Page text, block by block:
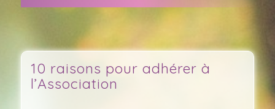
10 raisons pour adhérer à
l’Association